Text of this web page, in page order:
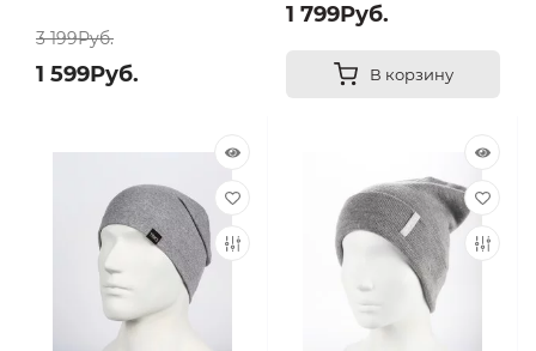
3 199Руб.
1 599Руб.
1 799Руб.
В корзину